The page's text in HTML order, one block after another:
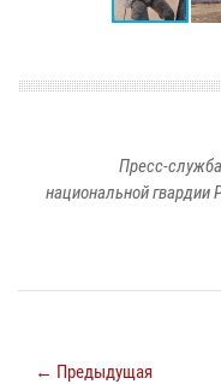
Пресс-
национальной гвардии
← Предыдущая